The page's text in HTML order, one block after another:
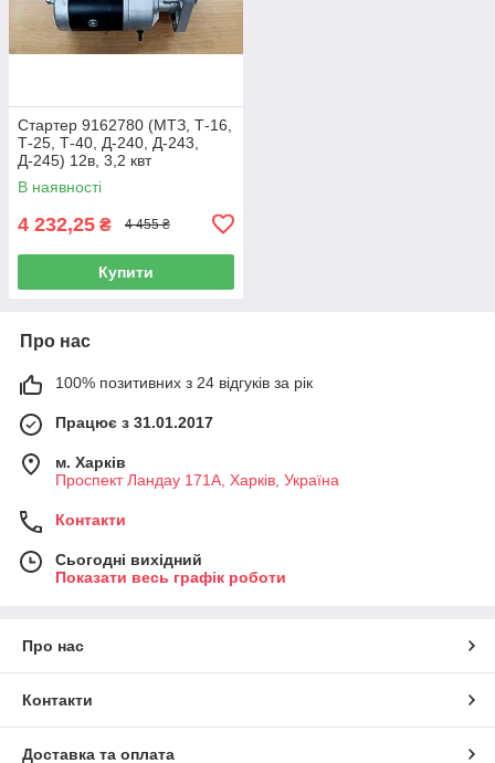
Стартер 9162780 (МТЗ, Т-16,
Т-25, Т-40, Д-240, Д-243,
Д-245) 12в, 3,2 квт
В наявності
4 232,25 ₴ 4 455 ₴
Купити
Про нас
100% позитивних з 24 відгуків за рік
Працює з 31.01.2017
м. Харків
Проспект Ландау 171А, Харків, Україна
Контакти
Сьогодні вихідний
Показати весь графік роботи
Про нас
Контакти
Доставка та оплата